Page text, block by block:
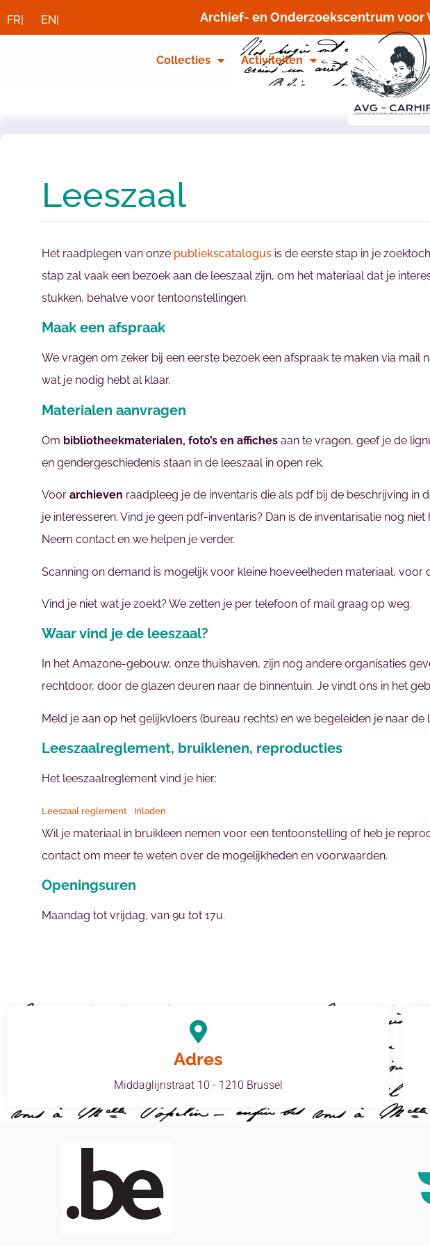
FR| EN| Archief- en Onderzoekscentrum voor
Collecties Activiteiten
Leeszaal
Het raadplegen van onze publiekscatalogus is de eerste stap in je
stap zal vaak een bezoek aan de leeszaal zijn, om het materiaal dat je
stukken, behalve voor tentoonstellingen.
Maak een afspraak
We vragen om zeker bij een eerste bezoek een afspraak te maken via mail
wat je nodig hebt al klaar.
Materialen aanvragen
Om bibliotheekmaterialen, foto’s en affiches aan te vragen, geef je de
en gendergeschiedenis staan in de leeszaal in open rek.
Voor archieven raadpleeg je de inventaris die als pdf bij de beschrijving
je interesseren. Vind je geen pdf-inventaris? Dan is de inventarisatie nog
Neem contact en we helpen je verder.
Scanning on demand is mogelijk voor kleine hoeveelheden materiaal, voor
Vind je niet wat je zoekt? We zetten je per telefoon of mail graag op weg.
Waar vind je de leeszaal?
In het Amazone-gebouw, onze thuishaven, zijn nog andere organisaties
rechtdoor, door de glazen deuren naar de binnentuin. Je vindt ons in het
Meld je aan op het gelijkvloers (bureau rechts) en we begeleiden je naar de
Leeszaalreglement, bruiklenen, reproducties
Het leeszaalreglement vind je hier:
Leeszaal reglement Inladen
Wil je materiaal in bruikleen nemen voor een tentoonstelling of heb je
contact om meer te weten over de mogelijkheden en voorwaarden.
Openingsuren
Maandag tot vrijdag, van 9u tot 17u.
Adres
Middaglijnstraat 10 - 1210 Brussel